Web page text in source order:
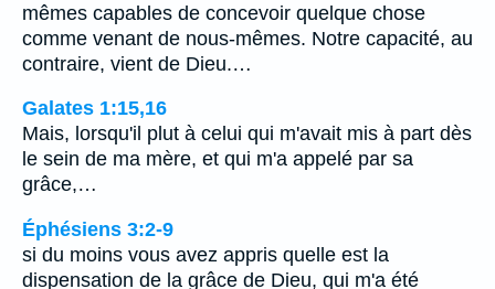
mêmes capables de concevoir quelque chose
comme venant de nous-mêmes. Notre capacité, au
contraire, vient de Dieu.…
Galates 1:15,16
Mais, lorsqu'il plut à celui qui m'avait mis à part dès
le sein de ma mère, et qui m'a appelé par sa
grâce,…
Éphésiens 3:2-9
si du moins vous avez appris quelle est la
dispensation de la grâce de Dieu, qui m'a été